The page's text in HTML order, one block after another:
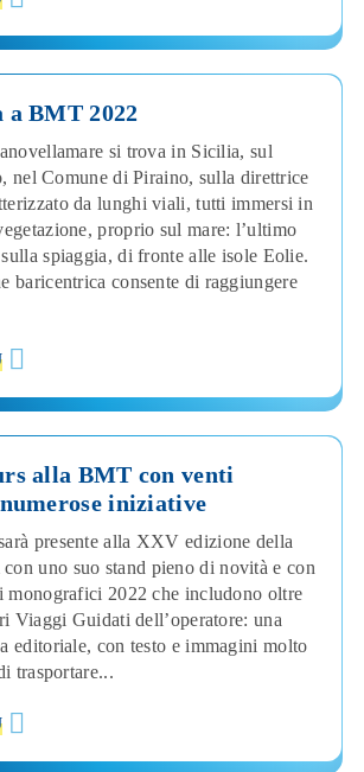
a BMT 2022
si trova in Sicilia, sul
nel Comune di Piraino, sulla direttrice
da lunghi viali, tutti immersi in
proprio sul mare: l’ultimo
spiaggia, di fronte alle isole Eolie.
baricentrica consente di raggiungere
alla BMT con venti
iniziative
presente alla XXV edizione della
uno suo stand pieno di novità e con
monografici 2022 che includono oltre
Viaggi Guidati dell’operatore: una
editoriale, con testo e immagini molto
trasportare...